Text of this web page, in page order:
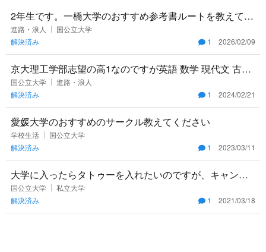
2年生です。一橋大学のおすすめ参考書ルートを教えてく
ださい 今の進捗は、3月までに 英語は、武田塾の地方国
立レベル(単語
進路・浪人
国公立大学
解決済み
1 2026/02/09
京大理工学部志望の高1なのですが英語 数学 現代文 古文
(共テ漢文) 物理 化学 (共テ政経)はどの教科にどのくらい
力を
国公立大学
進路・浪人
解決済み
1 2024/02/21
愛媛大学のおすすめのサークル教えてください
学校生活
国公立大学
解決済み
1 2023/03/11
大学に入ったらタトゥーを入れたいのですが、キャンパ
スで体にタトゥーが入っている人はどのくらいいます
か？
国公立大学
私立大学
解決済み
1 2021/03/18